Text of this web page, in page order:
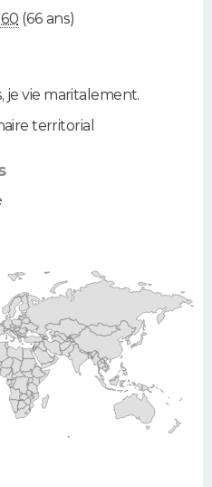
(66 ans)
je vie maritalement.
territorial